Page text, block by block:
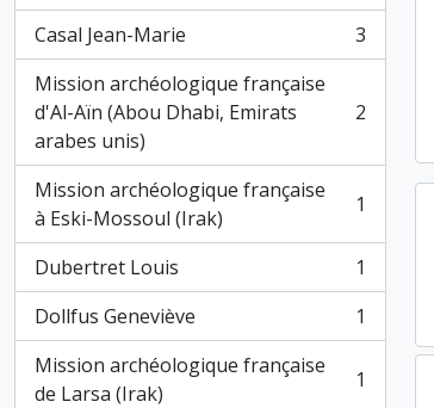
Casal Jean-Marie
, 3 résultats
3
Mission archéologique française
d'Al-Aïn (Abou Dhabi, Emirats
arabes unis)
, 2 résultats 2
Mission archéologique française
à Eski-Mossoul (Irak)
, 1 résultats 1
Dubertret Louis
, 1 résultats
1
Dollfus Geneviève
, 1 résultats
1
Mission archéologique française
de Larsa (Irak)
, 1 résultats 1